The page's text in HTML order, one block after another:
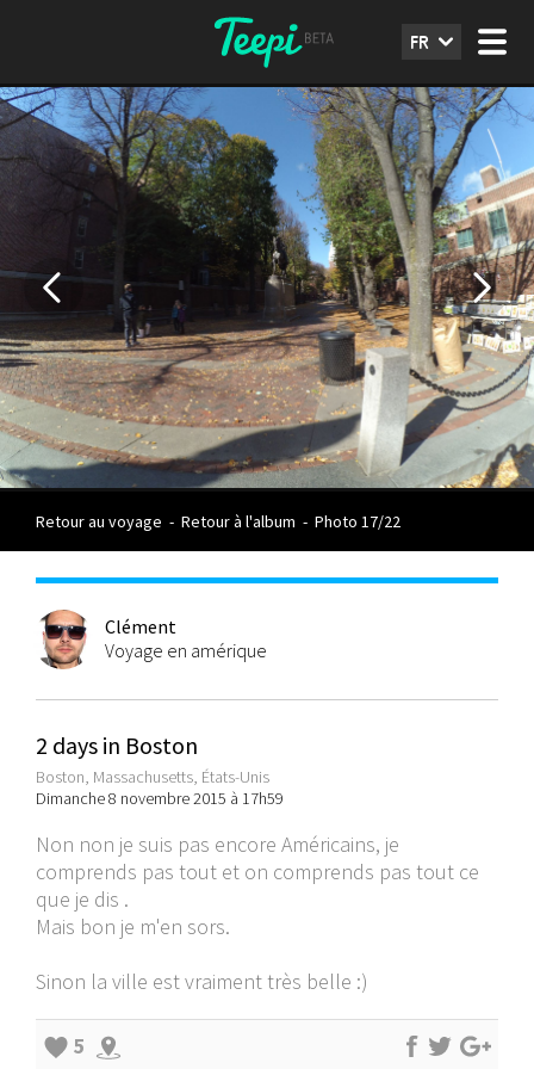
FR
Retour au voyage - Retour à l'album - Photo 17/22
Clément
Voyage en amérique
2 days in Boston
Boston, Massachusetts, États-Unis
Dimanche 8 novembre 2015 à 17h59
Non non je suis pas encore Américains, je
comprends pas tout et on comprends pas tout ce
que je dis .
Mais bon je m'en sors.
Sinon la ville est vraiment très belle :)
5